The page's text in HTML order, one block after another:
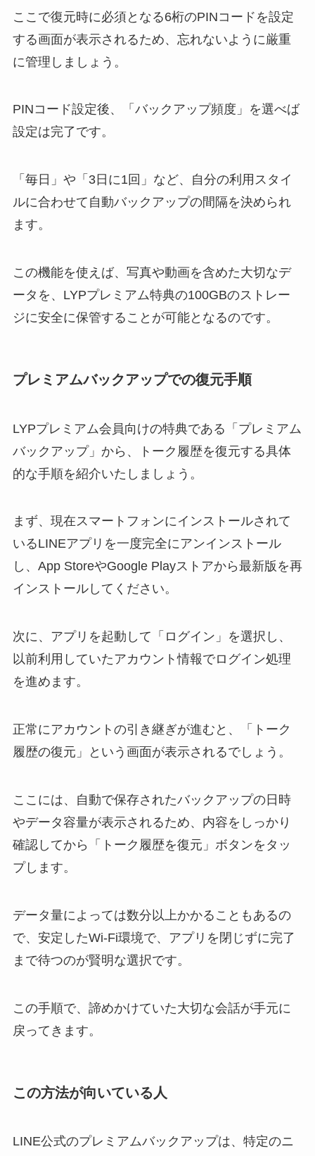
ここで復元時に必須となる6桁のPINコードを設定
する画面が表示されるため、忘れないように厳重
に管理しましょう。
PINコード設定後、「バックアップ頻度」を選べば
設定は完了です。
「毎日」や「3日に1回」など、自分の利用スタイ
ルに合わせて自動バックアップの間隔を決められ
ます。
この機能を使えば、写真や動画を含めた大切なデ
ータを、LYPプレミアム特典の100GBのストレー
ジに安全に保管することが可能となるのです。
プレミアムバックアップでの復元手順
LYPプレミアム会員向けの特典である「プレミアム
バックアップ」から、トーク履歴を復元する具体
的な手順を紹介いたしましょう。
まず、現在スマートフォンにインストールされて
いるLINEアプリを一度完全にアンインストール
し、App StoreやGoogle Playストアから最新版を再
インストールしてください。
次に、アプリを起動して「ログイン」を選択し、
以前利用していたアカウント情報でログイン処理
を進めます。
正常にアカウントの引き継ぎが進むと、「トーク
履歴の復元」という画面が表示されるでしょう。
ここには、自動で保存されたバックアップの日時
やデータ容量が表示されるため、内容をしっかり
確認してから「トーク履歴を復元」ボタンをタッ
プします。
データ量によっては数分以上かかることもあるの
で、安定したWi-Fi環境で、アプリを閉じずに完了
まで待つのが賢明な選択です。
この手順で、諦めかけていた大切な会話が手元に
戻ってきます。
この方法が向いている人
LINE公式のプレミアムバックアップは、特定のニ